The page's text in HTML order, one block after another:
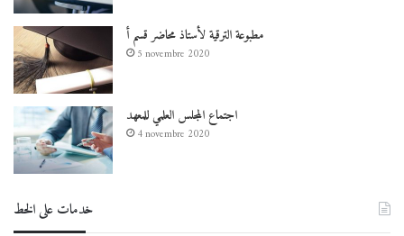
مطبوعة الترقية لأستاذ محاضر قسم أ
5 novembre 2020
اجتماع المجلس العلمي للمعهد
4 novembre 2020
خدمات على الخط